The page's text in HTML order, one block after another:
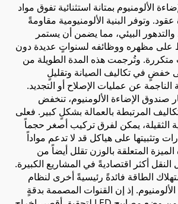
الألومنيوم بمتانة استثنائية تفوق مواد
وتوفر البنية الألومنيومية مقاومةً
البيئي، مما يضمن أن يستمر
على مظهره ووظائفه لسنواتٍ عديدة دون
متكررة. وتُرجمت هذه المدة الطويلة من
خفضٍ في تكاليف الصيانة وتقليلٍ
الناجمة عن عمليات الإصلاح أو التجديد.
الإضاءة الألومنيوم، تنخفض
المرتبطة بالعمالة بشكلٍ كبير. فعلى
الثقيلة، يمكن لفرق تركيب أصغر حجماً
وتثبيتها على هياكل قد لا تدعم مواداً
المتعلقة بالوزن تقلل أيضاً من
أكثر اقتصاديةً في المشاريع الكبيرة.
الطاقة فائدةً رئيسيةً أخرى لنظام
إذ إن القنوات المصممة بدقةٍ